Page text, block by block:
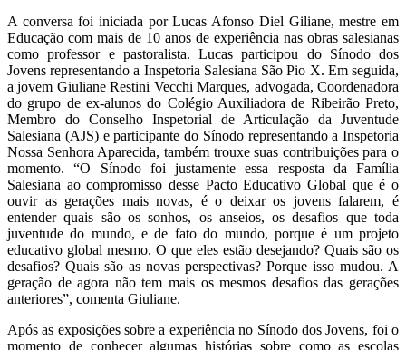
A conversa foi iniciada por Lucas Afonso Diel Giliane, mestre em
Educação com mais de 10 anos de experiência nas obras salesianas
como professor e pastoralista. Lucas participou do Sínodo dos
Jovens representando a Inspetoria Salesiana São Pio X. Em seguida,
a jovem Giuliane Restini Vecchi Marques, advogada, Coordenadora
do grupo de ex-alunos do Colégio Auxiliadora de Ribeirão Preto,
Membro do Conselho Inspetorial de Articulação da Juventude
Salesiana (AJS) e participante do Sínodo representando a Inspetoria
Nossa Senhora Aparecida, também trouxe suas contribuições para o
momento. “O Sínodo foi justamente essa resposta da Família
Salesiana ao compromisso desse Pacto Educativo Global que é o
ouvir as gerações mais novas, é o deixar os jovens falarem, é
entender quais são os sonhos, os anseios, os desafios que toda
juventude do mundo, e de fato do mundo, porque é um projeto
educativo global mesmo. O que eles estão desejando? Quais são os
desafios? Quais são as novas perspectivas? Porque isso mudou. A
geração de agora não tem mais os mesmos desafios das gerações
anteriores”, comenta Giuliane.
Após as exposições sobre a experiência no Sínodo dos Jovens, foi o
momento de conhecer algumas histórias sobre como as escolas